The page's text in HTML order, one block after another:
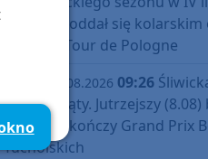
bytowski oddał się
podczas Tour de Pologne
piątek, 07.08.2026 09:26
raz dziesiąty. Jutrzejszy
Śliwice zakończy Grand Prix
Tucholskich